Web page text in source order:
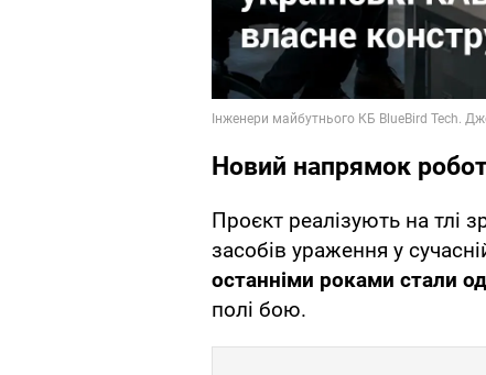
Новий напрямок
Проєкт реалізують на тлі
засобів ураження у
останніми роками стали
полі бою.